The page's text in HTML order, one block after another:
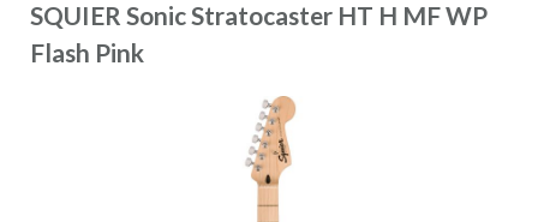
PERCUSSIONI
SQUIER Sonic Stratocaster HT H MF WP
Flash Pink